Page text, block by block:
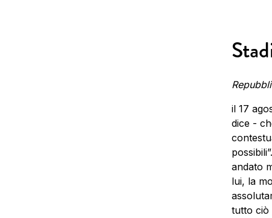
il 17
dice -
andato
lui, la
tutto ciò